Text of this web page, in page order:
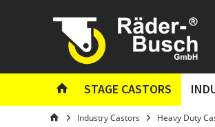
STAGE CASTORS
Industry Castors Heavy Duty